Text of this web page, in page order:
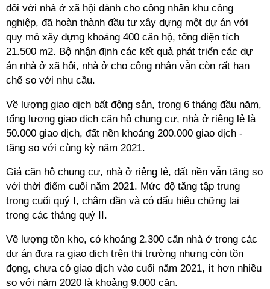
đối với nhà ở xã hội dành cho công nhân khu công
nghiệp, đã hoàn thành đầu tư xây dựng một dự án với
quy mô xây dựng khoảng 400 căn hộ, tổng diện tích
21.500 m2. Bộ nhận định các kết quả phát triển các dự
án nhà ở xã hội, nhà ở cho công nhân vẫn còn rất hạn
chế so với nhu cầu.
Về lượng giao dịch bất động sản, trong 6 tháng đầu năm,
tổng lượng giao dịch căn hộ chung cư, nhà ở riêng lẻ là
50.000 giao dịch, đất nền khoảng 200.000 giao dịch -
tăng so với cùng kỳ năm 2021.
Giá căn hộ chung cư, nhà ở riêng lẻ, đất nền vẫn tăng so
với thời điểm cuối năm 2021. Mức độ tăng tập trung
trong cuối quý I, chậm dần và có dấu hiệu chững lại
trong các tháng quý II.
Về lượng tồn kho, có khoảng 2.300 căn nhà ở trong các
dự án đưa ra giao dịch trên thị trường nhưng còn tồn
đọng, chưa có giao dịch vào cuối năm 2021, ít hơn nhiều
so với năm 2020 là khoảng 9.000 căn.